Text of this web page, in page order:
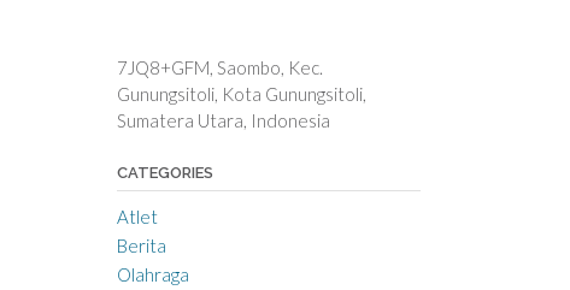
7JQ8+GFM, Saombo, Kec.
Gunungsitoli, Kota Gunungsitoli,
Sumatera Utara, Indonesia
CATEGORIES
Atlet
Berita
Olahraga